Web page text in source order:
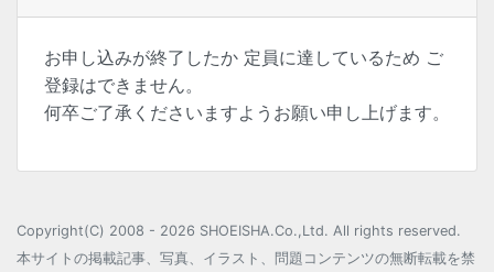
お申し込みが終了したか 定員に達しているため ご
登録はできません。
何卒ご了承くださいますようお願い申し上げます。
Copyright(C) 2008 - 2026 SHOEISHA.Co.,Ltd. All rights reserved.
本サイトの掲載記事、写真、イラスト、問題コンテンツの無断転載を禁